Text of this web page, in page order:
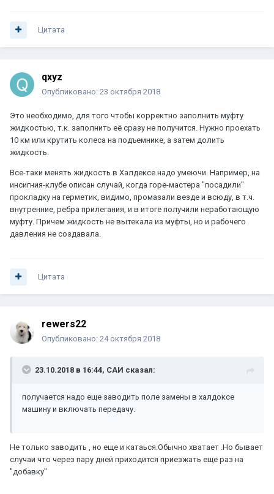
Цитата
qxyz
Опубликовано: 23 октября 2018
Это необходимо, для того чтобы корректно заполнить муфту
жидкостью, т.к. заполнить её сразу не получится. Нужно проехать
10 км или крутить колеса на подъемнике, а затем долить
жидкость.
Все-таки менять жидкость в Халдексе надо умеючи. Например, на
инсигния-клубе описан случай, когда горе-мастера "посадили"
прокладку на герметик, видимо, промазали везде и всюду, в т.ч.
внутренние, ребра прилегания, и в итоге получили неработающую
муфту. Причем жидкость не вытекала из муфты, но и рабочего
давления не создавала.
Цитата
rewers22
Опубликовано: 24 октября 2018
23.10.2018 в 16:44, САИ сказал:
получается надо еще заводить поле замены в халдоксе
машину и включать передачу.
Не только заводить , но еще и катаься.Обычно хватает .Но бывает
случаи что через пару дней приходится приезжать еще раз на
"добавку"